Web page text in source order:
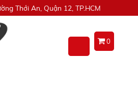
Thới An, Quận 12, TP.HCM
0